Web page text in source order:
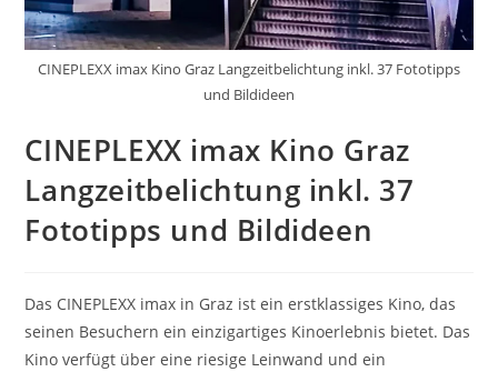
CINEPLEXX imax Kino Graz Langzeitbelichtung inkl. 37 Fototipps
und Bildideen
CINEPLEXX imax Kino Graz
Langzeitbelichtung inkl. 37
Fototipps und Bildideen
Das CINEPLEXX imax in Graz ist ein erstklassiges Kino, das
seinen Besuchern ein einzigartiges Kinoerlebnis bietet. Das
Kino verfügt über eine riesige Leinwand und ein